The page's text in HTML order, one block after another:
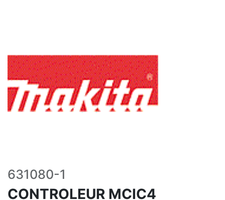
631080-1
CONTROLEUR MCIC4